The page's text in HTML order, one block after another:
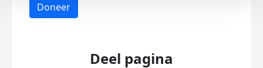
Doneer
Deel pagina